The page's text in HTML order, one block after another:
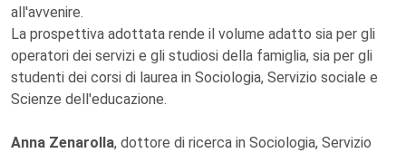
all'avvenire.
La prospettiva adottata rende il volume adatto sia per gli
operatori dei servizi e gli studiosi della famiglia, sia per gli
studenti dei corsi di laurea in Sociologia, Servizio sociale e
Scienze dell'educazione.
Anna Zenarolla, dottore di ricerca in Sociologia, Servizio